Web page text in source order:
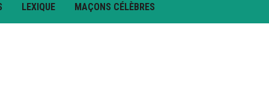
LEXIQUE MAÇONS CÉLÈBRES